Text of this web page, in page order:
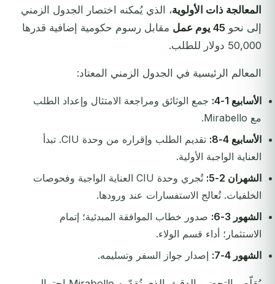
المعالجة ذات الأولوية، الذي يُمكنه اختصار الجدول الزمني
إلى نحو 45 يوم عمل
مقابل رسوم حكومية إضافية قدرها
50,000 دولار للطلب.
المعالم الرئيسية في الجدول الزمني المعتاد:
الأسابيع 1-4:
جمع الوثائق ومراجعة الامتثال وإعداد الطلب
مع Mirabello.
الأسابيع 4-8:
تقديم الطلب وإقراره من وحدة CIU. تبدأ
العناية الواجبة الأولية.
الشهران 2-5:
تُجري وحدة CIU العناية الواجبة وفحوصات
الخلفيات. تُعالج الاستفسارات عند ورودها.
الشهور 3-6:
صدور خطاب الموافقة المبدئية؛ إتمام
الاستثمار؛ أداء قسم الولاء.
الشهور 4-7:
إصدار جواز السفر وتسليمه.